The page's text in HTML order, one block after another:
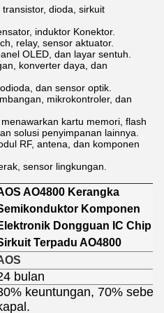
dioda, sirkuit
induktor Konektor.
relay, sensor aktuator.
OLED, dan layar sentuh.
konverter daya, dan
dan sensor optik.
mikrokontroler, dan
kartu memori, flash
solusi penyimpanan lainnya.
RF, antena, dan komponen
sensor lingkungan.
AO4800 Kerangka
Komponen
Dongguan IC Chip
Terpadu AO4800
bulan
keuntungan, 70%